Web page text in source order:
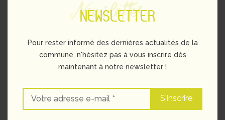
Newsletter
NEWSLETTER
Pour rester informé des dernières actualités de la
commune, n'hésitez pas à vous inscrire dès
maintenant à notre newsletter !